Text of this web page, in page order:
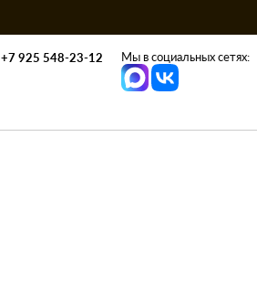
+7 925 548-23-12 Мы в социальных сетях: